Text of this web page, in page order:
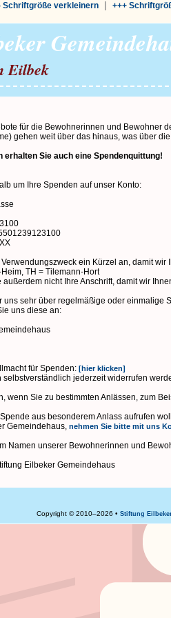
Schriftgröße verkleinern| +++
Eilbek
für die Bewohnerinnen und Bewohner
gehen weit über das hinaus, was über
Sie auch eine Spendenquittung!
um Ihre Spenden auf unser Konto:
ein Kürzel an, damit
TH = Tilemann-Hort
außerdem nicht Ihre Anschrift, damit wir
uns sehr über regelmäßige oder einmalige
uns diese an:
für Spenden:[hier klicken]
selbstverständlich jederzeit widerrufen
wenn Sie zu bestimmten Anlässen, zum
aus besonderem Anlass aufrufen
Gemeindehaus, nehmen Sie bitte mit uns
Namen unserer Bewohnerinnen und
Eilbeker Gemeindehaus
Copyright © 2010–2026 •Stiftung